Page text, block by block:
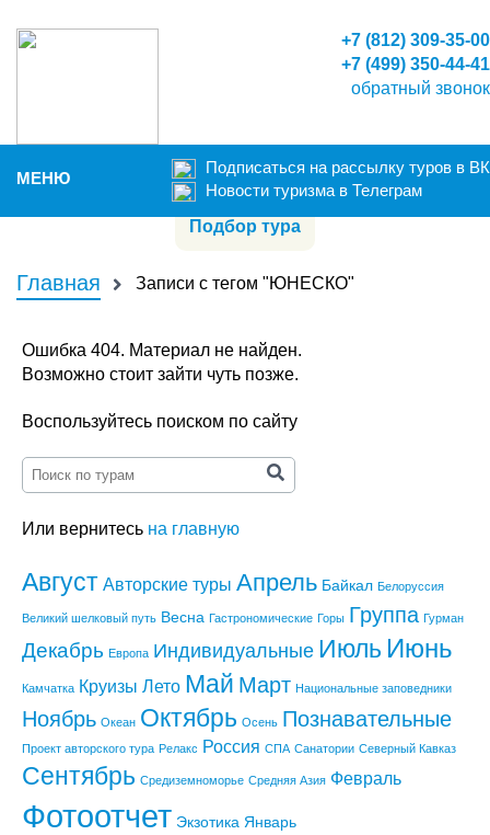
+7 (812) 309-35-00
+7 (499) 350-44-41
обратный звонок
МЕНЮ
Подписаться на рассылку туров в ВК
Новости туризма в Телеграм
ГРУППОВЫЕ
КОНТАКТЫ
ФОТООТЧЕТЫ
Мы в соц. сетях
ул. Рубинштейна, д. 15-17, офис 251
Подбор тура
Главная Записи с тегом "ЮНЕСКО"
Ошибка 404. Материал не найден.
Возможно стоит зайти чуть позже.
Воспользуйтесь поиском по сайту
Или вернитесь на главную
Август Авторские туры Апрель Байкал Белоруссия
Великий шелковый путь Весна Гастрономические Горы Группа Гурман
Декабрь Европа Индивидуальные Июль Июнь
Камчатка Круизы Лето Май Март Национальные заповедники
Ноябрь Океан Октябрь Осень Познавательные
Проект авторского тура Релакс Россия СПА Санатории Северный Кавказ
Сентябрь Средиземноморье Средняя Азия Февраль
Фотоотчет Экзотика Январь